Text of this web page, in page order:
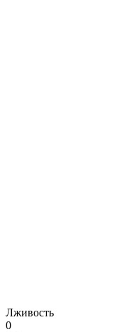
Лживость
0